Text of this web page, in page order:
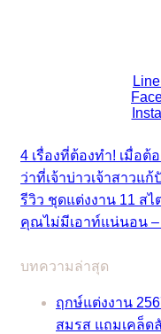
4 เรื่องที่ต้องทำ! เมื่อต้
ว่าที่เจ้าบ่าวเจ้าสาวแ
รีวิว ชุดแต่งงาน 11 สไ
คุณไม่มีเอาท์แน่นอน –
บทความล่าสุด
ฤกษ์แต่งงาน
สมรส แถมเคล็